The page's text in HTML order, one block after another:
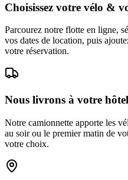
Choisissez votre vélo &
Parcourez notre flotte en ligne,
vos dates de location, puis
votre réservation.
Nous livrons à votre hôtel
Notre camionnette apporte les
au soir ou le premier matin de
votre choix.